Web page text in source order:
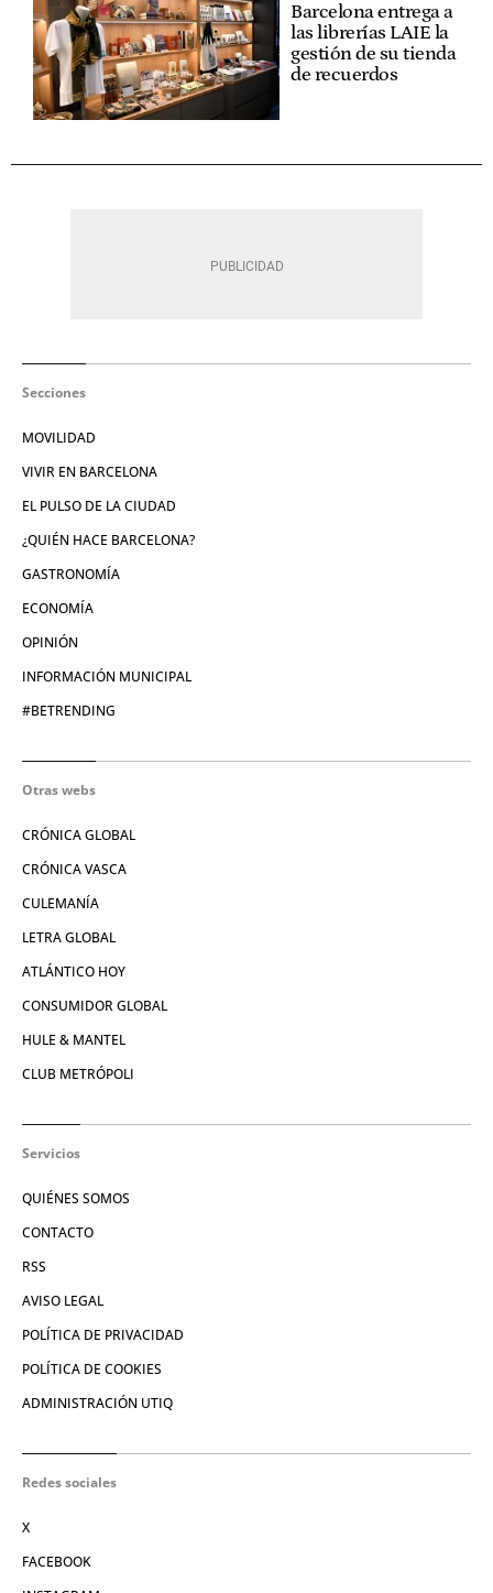
Barcelona entrega a
las librerías LAIE la
gestión de su tienda
de recuerdos
Secciones
MOVILIDAD
VIVIR EN BARCELONA
EL PULSO DE LA CIUDAD
¿QUIÉN HACE BARCELONA?
GASTRONOMÍA
ECONOMÍA
OPINIÓN
INFORMACIÓN MUNICIPAL
#BETRENDING
Otras webs
CRÓNICA GLOBAL
CRÓNICA VASCA
CULEMANÍA
LETRA GLOBAL
ATLÁNTICO HOY
CONSUMIDOR GLOBAL
HULE & MANTEL
CLUB METRÓPOLI
Servicios
QUIÉNES SOMOS
CONTACTO
RSS
AVISO LEGAL
POLÍTICA DE PRIVACIDAD
POLÍTICA DE COOKIES
ADMINISTRACIÓN UTIQ
Redes sociales
X
FACEBOOK